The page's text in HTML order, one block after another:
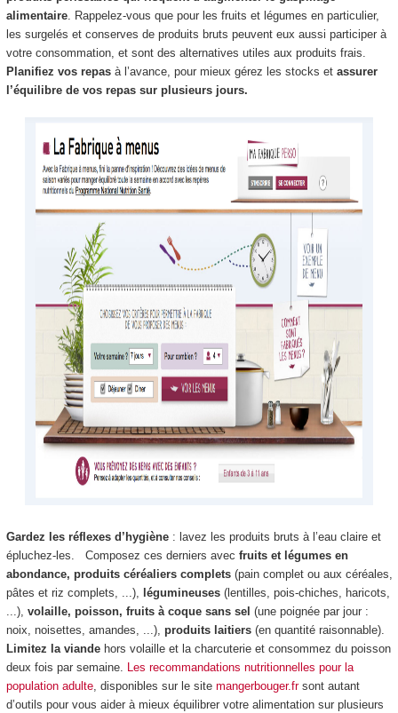
alimentaire. Rappelez-vous que pour les fruits et légumes en particulier,
les surgelés et conserves de produits bruts peuvent eux aussi participer à
votre consommation, et sont des alternatives utiles aux produits frais.
Planifiez vos repasà l’avance, pour mieux gérez les stocks et assurer
l’équilibre de vos repas sur plusieurs jours.
Gardez les réflexes d’hygiène: lavez les produits bruts à l’eau claire et
épluchez-les. Composez ces derniers avec fruits et légumes en
abondance, produits céréaliers complets (pain complet ou aux céréales,
pâtes et riz complets, ...), légumineuses (lentilles, pois-chiches, haricots,
...), volaille, poisson, fruits à coque sans sel (une poignée par jour :
noix, noisettes, amandes, ...), produits laitiers(en quantité raisonnable).
Limitez la viandehors volaille et la charcuterie et consommez du poisson
deux fois par semaine. Les recommandations nutritionnelles pour la
population adulte, disponibles sur le site mangerbouger.frsont autant
d’outils pour vous aider à mieux équilibrer votre alimentation sur plusieurs